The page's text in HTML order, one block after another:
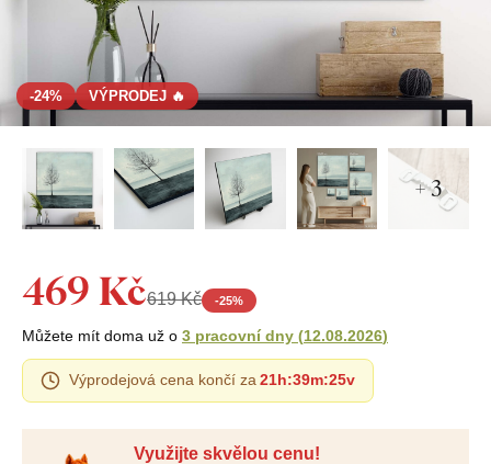
-24% VÝPRODEJ 🔥
+ 3
Využijte skvělou cenu!
469 Kč619 Kč -25%
Můžete mít doma už o 3 pracovní dny (12.08.2026)
Výprodejová cena končí za 21h:39m:25v